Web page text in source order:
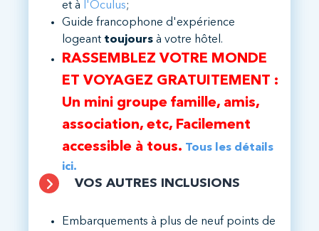
et à l'Oculus;
Guide francophone d'expérience
logeant toujours à votre hôtel.
RASSEMBLEZ VOTRE MONDE
ET VOYAGEZ GRATUITEMENT :
Un mini groupe famille, amis,
association, etc, Facilement
accessible à tous. Tous les détails
ici.
VOS AUTRES INCLUSIONS
Embarquements à plus de neuf points de